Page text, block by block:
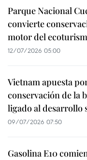
Parque Nacional
convierte
motor del
12/07/2026 05:00
Vietnam apuesta
conservación de la
ligado al desarrollo
09/07/2026 07:50
Gasolina E10